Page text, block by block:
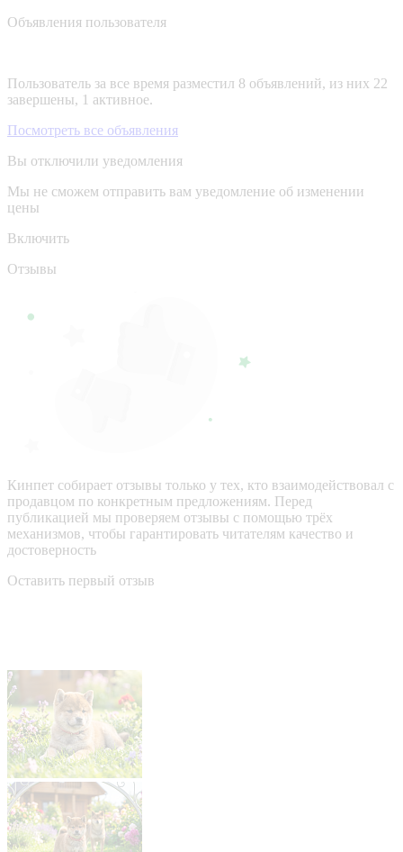
Объявления пользователя
Пользователь за все время разместил 8 объявлений, из них 22
завершены, 1 активное.
Посмотреть все объявления
Вы отключили уведомления
Мы не сможем отправить вам уведомление об изменении
цены
Включить
Отзывы
Кинпет собирает отзывы только у тех, кто взаимодействовал с
продавцом по конкретным предложениям. Перед
публикацией мы проверяем отзывы с помощью трёх
механизмов, чтобы гарантировать читателям качество и
достоверность
Оставить первый отзыв